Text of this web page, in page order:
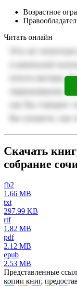
Возрастное
Читать онлайн
Скачать
собрание
fb2
1.66 MB
txt
297.99 KB
rtf
1.82 MB
pdf
2.12 MB
epub
2.53 MB
Представленные
копии книг,